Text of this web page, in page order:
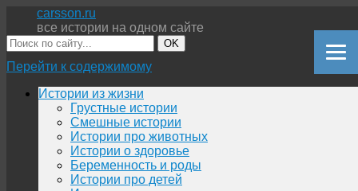
carsson.ru
все истории на одном сайте
OK
Перейти к содержимому
Истории из жизни
Грустные истории
Смешные истории
Истории про животных
Истории о здоровье
Беременность и роды
Истории про детей